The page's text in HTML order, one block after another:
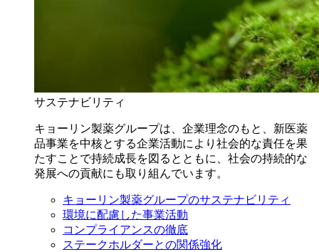
サステナビリティ
キョーリン製薬グループは、企業理念のもと、新医薬
品事業を中核とする企業活動により社会的な責任を果
たすことで持続成長を図るとともに、社会の持続的な
発展への貢献にも取り組んでいます。
キョーリン製薬グループのサステナビリティ
環境に配慮した事業活動
コンプライアンスの徹底
ステークホルダーとの関係強化